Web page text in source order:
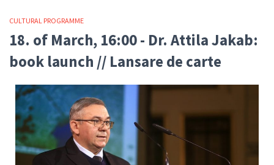
CULTURAL PROGRAMME
18. of March, 16:00 - Dr. Attila Jakab:
book launch // Lansare de carte